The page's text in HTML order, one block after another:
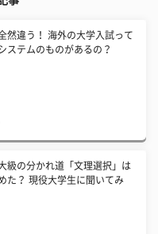
然違う！ 海外の大学入試って
ステムのものがあるの？
級の分かれ道「文理選択」は
た？ 現役大学生に聞いてみ